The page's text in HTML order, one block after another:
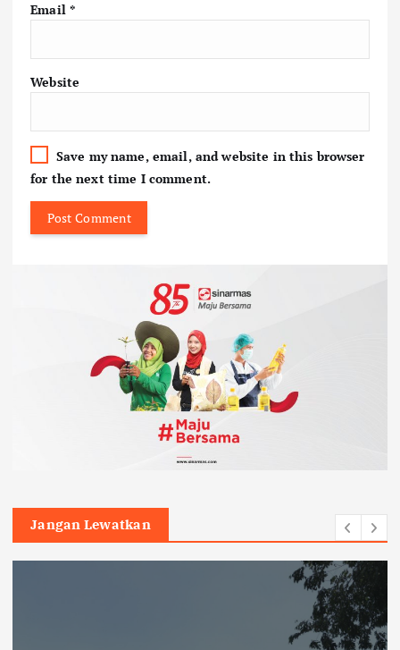
Email *
Website
Save my name, email, and website in this browser
for the next time I comment.
Jangan Lewatkan